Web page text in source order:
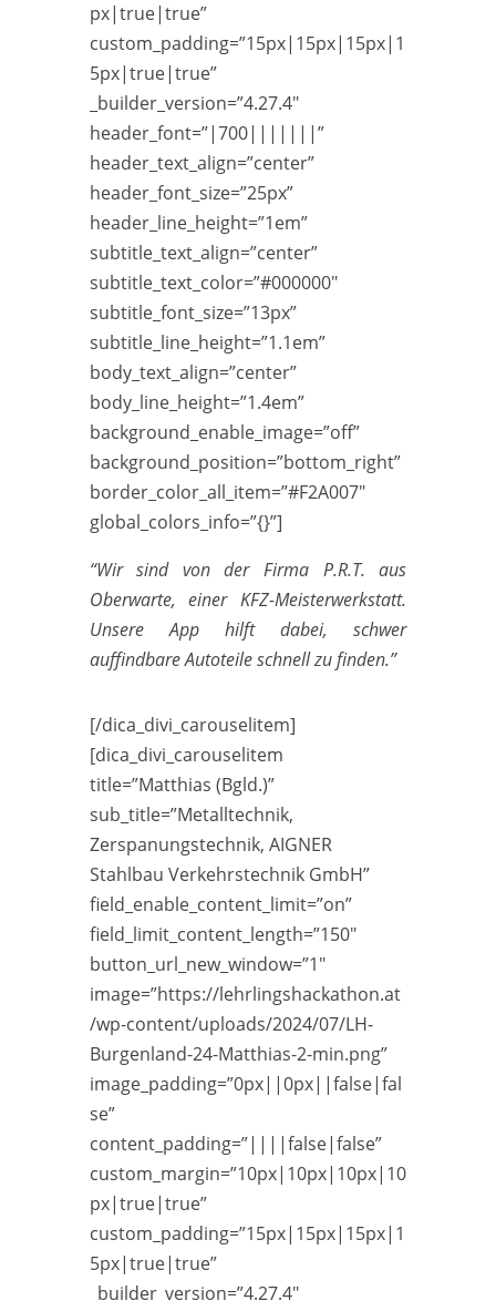
px|true|true”
custom_padding=”15px|15px|15px|1
5px|true|true”
_builder_version=”4.27.4″
header_font=”|700|||||||”
header_text_align=”center”
header_font_size=”25px”
header_line_height=”1em”
subtitle_text_align=”center”
subtitle_text_color=”#000000″
subtitle_font_size=”13px”
subtitle_line_height=”1.1em”
body_text_align=”center”
body_line_height=”1.4em”
background_enable_image=”off”
background_position=”bottom_right”
border_color_all_item=”#F2A007″
global_colors_info=”{}”]
“Wir sind von der Firma P.R.T. aus
Oberwarte, einer KFZ-Meisterwerkstatt.
Unsere App hilft dabei, schwer
auffindbare Autoteile schnell zu finden.”
[/dica_divi_carouselitem]
[dica_divi_carouselitem
title=”Matthias (Bgld.)”
sub_title=”Metalltechnik,
Zerspanungstechnik, AIGNER
Stahlbau Verkehrstechnik GmbH”
field_enable_content_limit=”on”
field_limit_content_length=”150″
button_url_new_window=”1″
image=”https://lehrlingshackathon.at
/wp-content/uploads/2024/07/LH-
Burgenland-24-Matthias-2-min.png”
image_padding=”0px||0px||false|fal
se”
content_padding=”||||false|false”
custom_margin=”10px|10px|10px|10
px|true|true”
custom_padding=”15px|15px|15px|1
5px|true|true”
_builder_version=”4.27.4″